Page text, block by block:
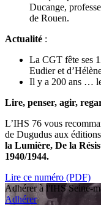
Ducange,
de Rouen.
Actualité :
La CGT fête ses
Eudier et
Il y a 200 ans …
Lire, penser, agir,
L’IHS 76 vous
de Dugudus aux
la Lumière, De la
1940/1944.
Lire ce numéro (PDF)
Adhérer à l'IHS Seine-
Adhérer